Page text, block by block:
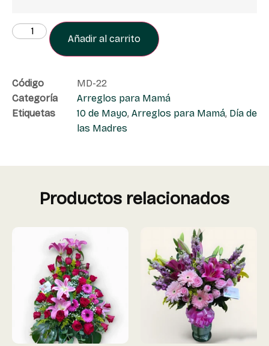
Añadir al carrito
Código
MD-22
Categoría
Arreglos para Mamá
Etiquetas
10 de Mayo, Arreglos para Mamá, Día de
las Madres
Productos relacionados